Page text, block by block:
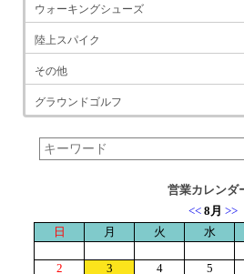
ウォーキングシューズ
陸上スパイク
その他
グラウンドゴルフ
営業カレンダ